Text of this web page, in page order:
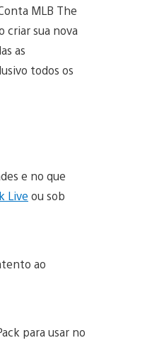
MLB The
criar sua nova
as
todos os
e no que
Live ou sob
ao
para usar no